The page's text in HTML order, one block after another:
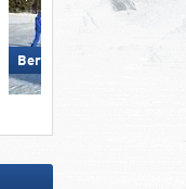
Berwang/​Bichlbach/​Rinnen